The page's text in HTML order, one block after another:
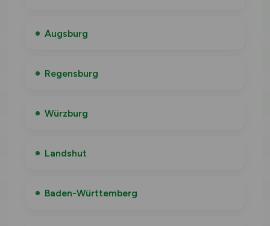
Augsburg
Regensburg
Würzburg
Landshut
Baden-Württemberg